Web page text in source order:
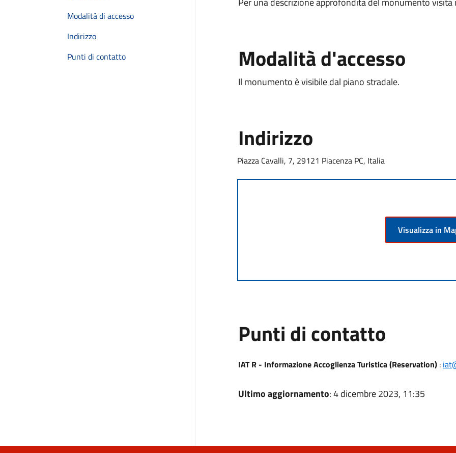
Modalità di accesso
Indirizzo
Punti di contatto
Modalità d'accesso
Il monumento è visibile dal piano stradale.
Indirizzo
Piazza Cavalli, 7, 29121 Piacenza PC, Italia
Visualizza in
Punti di contatto
IAT R - Informazione Accoglienza Turistica (Reservation):
Ultimo aggiornamento: 4 dicembre 2023, 11:35